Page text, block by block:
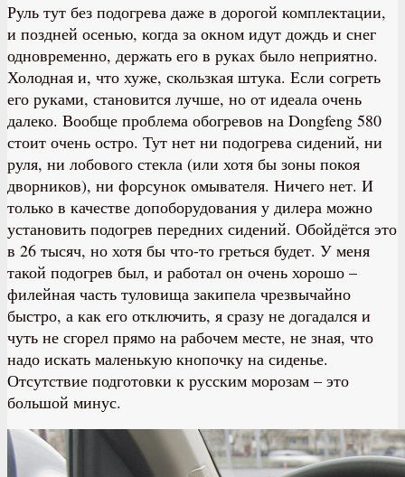
Руль тут без подогрева даже в дорогой комплектации,
и поздней осенью, когда за окном идут дождь и снег
одновременно, держать его в руках было неприятно.
Холодная и, что хуже, скользкая штука. Если согреть
его руками, становится лучше, но от идеала очень
далеко. Вообще проблема обогревов на Dongfeng 580
стоит очень остро. Тут нет ни подогрева сидений, ни
руля, ни лобового стекла (или хотя бы зоны покоя
дворников), ни форсунок омывателя. Ничего нет. И
только в качестве допоборудования у дилера можно
установить подогрев передних сидений. Обойдётся это
в 26 тысяч, но хотя бы что-то греться будет. У меня
такой подогрев был, и работал он очень хорошо –
филейная часть туловища закипела чрезвычайно
быстро, а как его отключить, я сразу не догадался и
чуть не сгорел прямо на рабочем месте, не зная, что
надо искать маленькую кнопочку на сиденье.
Отсутствие подготовки к русским морозам – это
большой минус.